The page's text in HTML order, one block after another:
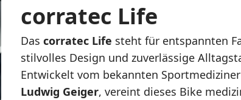
corratec Life
Das corratec Life steht für entspannten
stilvolles Design und zuverlässige
Entwickelt vom bekannten Sportmediziner
Ludwig Geiger, vereint dieses Bike